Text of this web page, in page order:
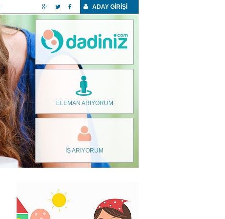
ADAY GİRİŞİ
ELEMAN ARIYORUM
İŞ ARIYORUM